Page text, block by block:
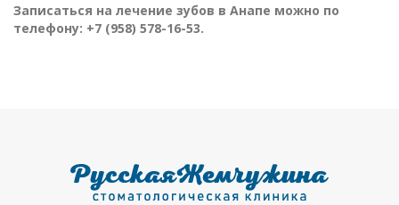
Записаться на лечение зубов в Анапе можно по
телефону: +7 (958) 578-16-53.